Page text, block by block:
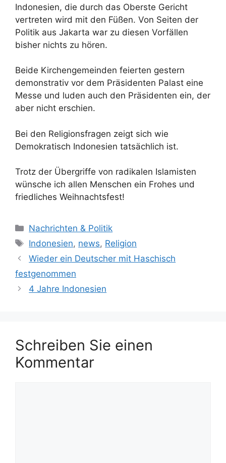
Indonesien, die durch das Oberste Gericht
vertreten wird mit den Füßen. Von Seiten der
Politik aus Jakarta war zu diesen Vorfällen
bisher nichts zu hören.
Beide Kirchengemeinden feierten gestern
demonstrativ vor dem Präsidenten Palast eine
Messe und luden auch den Präsidenten ein, der
aber nicht erschien.
Bei den Religionsfragen zeigt sich wie
Demokratisch Indonesien tatsächlich ist.
Trotz der Übergriffe von radikalen Islamisten
wünsche ich allen Menschen ein Frohes und
friedliches Weihnachtsfest!
Kategorien
Nachrichten & Politik
Schlagwörter
Indonesien, news, Religion
Wieder ein Deutscher mit Haschisch
festgenommen
4 Jahre Indonesien
Schreiben Sie einen
Kommentar